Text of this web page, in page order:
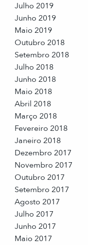
Julho 2019
Junho 2019
Maio 2019
Outubro 2018
Setembro 2018
Julho 2018
Junho 2018
Maio 2018
Abril 2018
Março 2018
Fevereiro 2018
Janeiro 2018
Dezembro 2017
Novembro 2017
Outubro 2017
Setembro 2017
Agosto 2017
Julho 2017
Junho 2017
Maio 2017